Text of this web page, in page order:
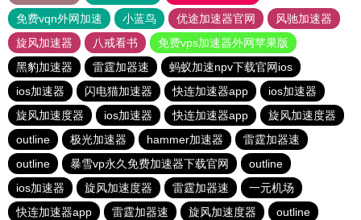
免费vqn外网加速
小蓝鸟 优途加速器官网
风驰加速器
旋风加速器
八戒看书
免费vps加速器外网苹果版
黑豹加速器
雷霆加器速
蚂蚁加速npv下载官网ios
ios加速器
闪电猫加速器 快连加速器app
ios加速器
旋风加速度器
ios加速器 快连加速器app
旋风加速度器
outline
极光加速器 hammer加速器
雷霆加器速
outline
暴雪vp永久免费加速器下载官网
outline
ios加速器
旋风加速度器 雷霆加器速
一元机场
快连加速器app
雷霆加器速 旋风加速度器 outline